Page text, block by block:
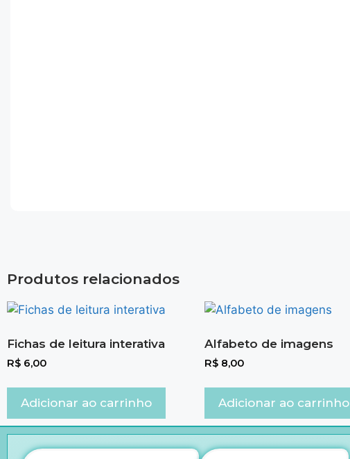
Produtos relacionados
Fichas de leitura interativa
R$ 6,00
Adicionar ao carrinho
Alfabeto de imagens
R$ 8,00
Adicionar ao carrinho